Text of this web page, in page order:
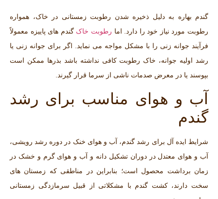
گندم بهاره به دلیل ذخیره شدن رطوبت زمستانی در خاک، همواره
رطوبت مورد نیاز خود را دارد. اما رطوبت خاک گندم های پاییزه معمولاً
فرآیند جوانه‌ زنی را با مشکل مواجه می‌ نماید. اگر برای جوانه زنی یا
رشد اولیه جوانه، خاک رطوبت کافی نداشته باشد بذرها ممکن است
بپوسند یا در معرض صدمات ناشی از سرما قرار گیرند.
آب و هوای مناسب برای رشد
گندم
شرایط ایده آل برای رشد گندم، آب و هوای خنک در دوره رشد رویشی،
آب و هوای معتدل در دوران تشکیل دانه و آب و هوای گرم و خشک در
زمان برداشت محصول است؛ بنابراین در مناطقی که زمستان های
سخت دارند، کشت گندم با مشکلاتی از قبیل سرمازدگی زمستانی